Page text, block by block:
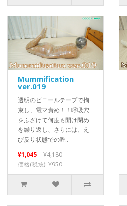
Mummification
ver.019
透明のビニールテープで拘
束し、電マ責め！！呼吸穴
をふざけて何度も開け閉め
を繰り返し、さらには、え
び反り状態での呼..
¥1,045
¥4,180
価格(税抜): ¥950